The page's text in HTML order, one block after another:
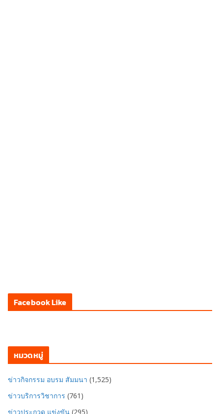
Facebook Like
หมวดหมู่
ข่าวกิจกรรม อบรม สัมมนา (1,525)
ข่าวบริการวิชาการ (761)